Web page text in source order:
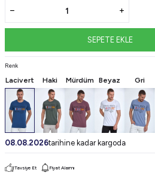
SEPETE EKLE
Renk
Lacivert Haki Mürdüm Beyaz Gri
08.08.2026tarihine kadar kargoda
Tavsiye Et Fiyat Alarmı